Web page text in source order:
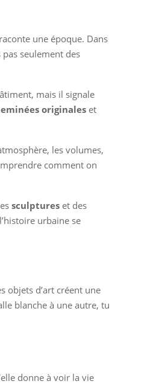
une époque. Dans
seulement des
mais il signale
originales et
les volumes,
comment on
sculptures et des
urbaine se
objets d’art créent une
blanche à une autre, tu
donne à voir la vie